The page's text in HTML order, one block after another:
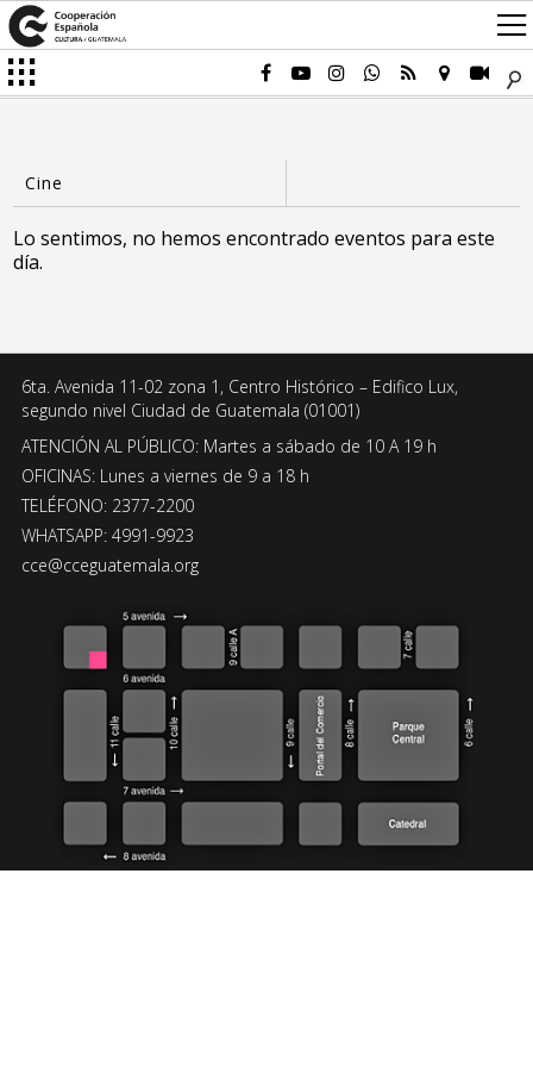
Lo sentimos, no hemos encontrado eventos para este
día.
6ta. Avenida 11-02 zona 1, Centro Histórico – Edifico Lux,
segundo nivel Ciudad de Guatemala (01001)
ATENCIÓN AL PÚBLICO: Martes a sábado de 10 A 19 h
OFICINAS: Lunes a viernes de 9 a 18 h
TELÉFONO: 2377-2200
WHATSAPP: 4991-9923
cce@cceguatemala.org